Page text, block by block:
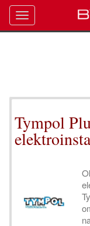
Tympol
Toggle
navigation